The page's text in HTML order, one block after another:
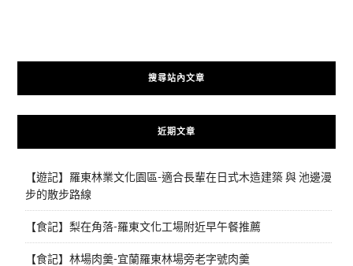
搜尋站內文章
近期文章
【遊記】羅東林業文化園區-適合長輩在日式木造建築 與 池邊漫
步的散步路線
【食記】梨在角落-羅東文化工場附近早午餐推薦
【食記】林場肉羹-宜蘭羅東林場旁老字號肉羹